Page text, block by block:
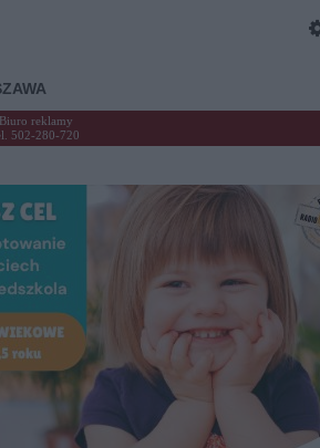
Biuro reklamy
502-280-720